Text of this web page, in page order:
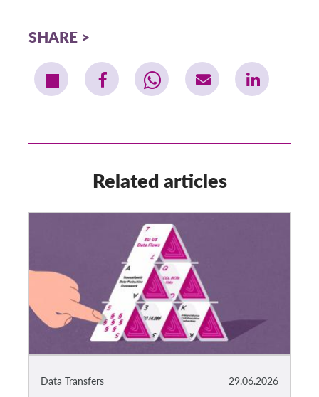
SHARE
Related articles
29.06.2026
Data Transfers